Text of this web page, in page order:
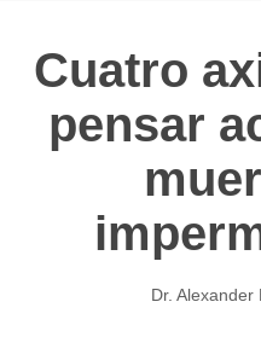
Cuatro
pensar
Dr. Alexander